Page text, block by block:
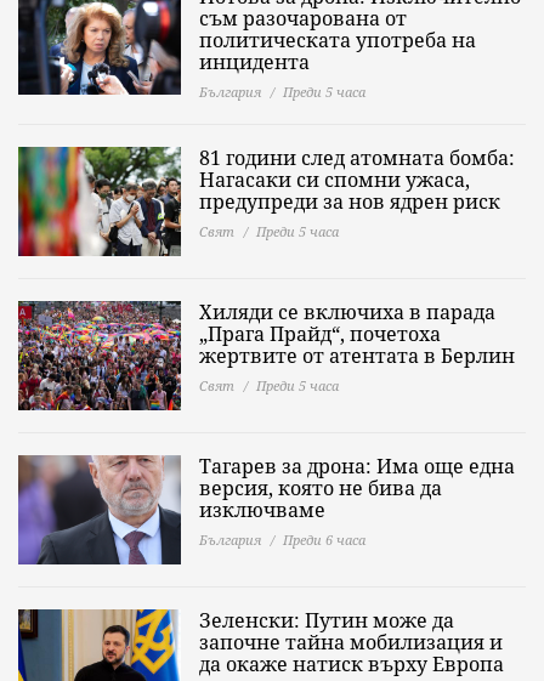
съм разочарована от
политическата употреба на
инцидента
България Преди 5 часа
81 години след атомната бомба:
Нагасаки си спомни ужаса,
предупреди за нов ядрен риск
Свят Преди 5 часа
Хиляди се включиха в парада
„Прага Прайд“, почетоха
жертвите от атентата в Берлин
Свят Преди 5 часа
Тагарев за дрона: Има още една
версия, която не бива да
изключваме
България Преди 6 часа
Зеленски: Путин може да
започне тайна мобилизация и
да окаже натиск върху Европа